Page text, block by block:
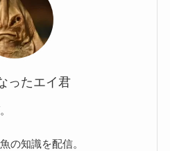
ったエイ君
の知識を配信。